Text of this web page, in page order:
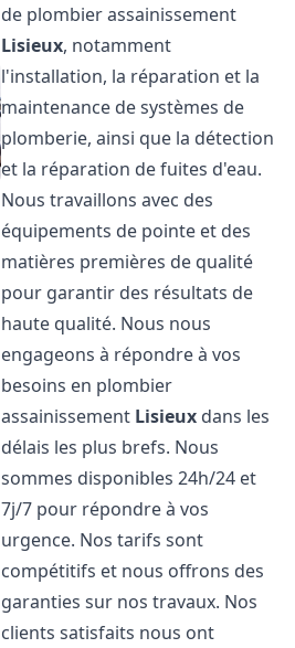
de plombier assainissement
Lisieux, notamment
l'installation, la réparation et la
maintenance de systèmes de
plomberie, ainsi que la détection
et la réparation de fuites d'eau.
Nous travaillons avec des
équipements de pointe et des
matières premières de qualité
pour garantir des résultats de
haute qualité. Nous nous
engageons à répondre à vos
besoins en plombier
assainissement Lisieux dans les
délais les plus brefs. Nous
sommes disponibles 24h/24 et
7j/7 pour répondre à vos
urgence. Nos tarifs sont
compétitifs et nous offrons des
garanties sur nos travaux. Nos
clients satisfaits nous ont